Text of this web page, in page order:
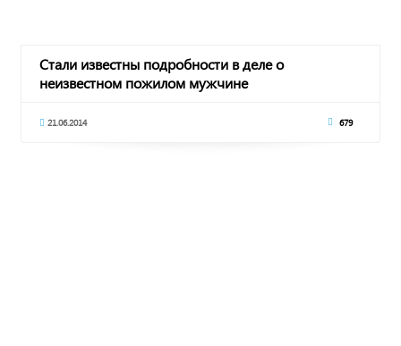
Стали известны подробности в деле о
неизвестном пожилом мужчине
21.06.2014 679